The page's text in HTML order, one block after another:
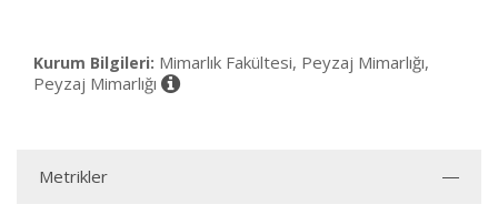
Kurum Bilgileri: Mimarlık Fakültesi, Peyzaj Mimarlığı,
Peyzaj Mimarlığı
Metrikler